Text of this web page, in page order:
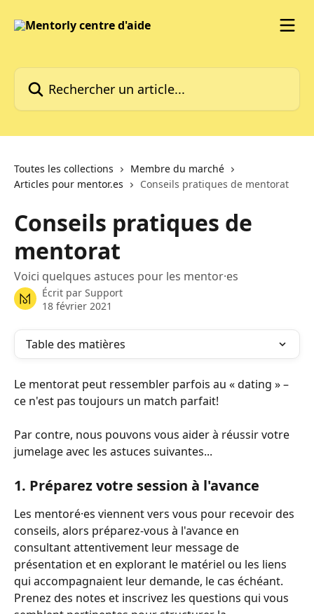
Rechercher un article...
Toutes les collections
Membre du marché
Articles pour mentor.es
Conseils pratiques de mentorat
Conseils pratiques de
mentorat
Voici quelques astuces pour les mentor·es
Écrit par Support
18 février 2021
Table des matières
Le mentorat peut ressembler parfois au « dating » –
ce n'est pas toujours un match parfait!
Par contre, nous pouvons vous aider à réussir votre
jumelage avec les astuces suivantes...
1. Préparez votre session à l'avance
Les mentoré·es viennent vers vous pour recevoir des
conseils, alors préparez-vous à l'avance en
consultant attentivement leur message de
présentation et en explorant le matériel ou les liens
qui accompagnaient leur demande, le cas échéant.
Prenez des notes et inscrivez les questions qui vous